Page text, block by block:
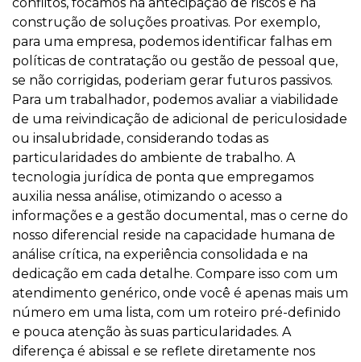
construção de soluções proativas. Por exemplo,
para uma empresa, podemos identificar falhas em
políticas de contratação ou gestão de pessoal que,
se não corrigidas, poderiam gerar futuros passivos.
Para um trabalhador, podemos avaliar a viabilidade
de uma reivindicação de adicional de periculosidade
ou insalubridade, considerando todas as
particularidades do ambiente de trabalho. A
tecnologia jurídica de ponta que empregamos
auxilia nessa análise, otimizando o acesso a
informações e a gestão documental, mas o cerne do
nosso diferencial reside na capacidade humana de
análise crítica, na experiência consolidada e na
dedicação em cada detalhe. Compare isso com um
atendimento genérico, onde você é apenas mais um
número em uma lista, com um roteiro pré-definido
e pouca atenção às suas particularidades. A
diferença é abissal e se reflete diretamente nos